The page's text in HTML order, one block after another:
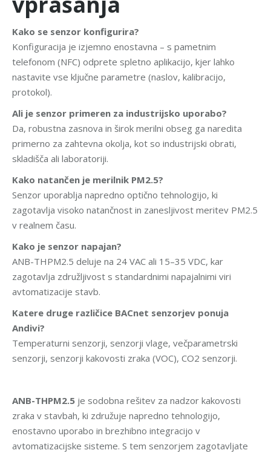
Kako se senzor konfigurira?
Konfiguracija je izjemno enostavna – s pametnim
telefonom (NFC) odprete spletno aplikacijo, kjer lahko
nastavite vse ključne parametre (naslov, kalibracijo,
protokol).
Ali je senzor primeren za industrijsko uporabo?
Da, robustna zasnova in širok merilni obseg ga naredita
primerno za zahtevna okolja, kot so industrijski obrati,
skladišča ali laboratoriji.
Kako natančen je merilnik PM2.5?
Senzor uporablja napredno optično tehnologijo, ki
zagotavlja visoko natančnost in zanesljivost meritev PM2.5
v realnem času.
Kako je senzor napajan?
ANB-THPM2.5 deluje na 24 VAC ali 15–35 VDC, kar
zagotavlja združljivost s standardnimi napajalnimi viri
avtomatizacije stavb.
Katere druge različice BACnet senzorjev ponuja
Andivi?
Temperaturni senzorji, senzorji vlage, večparametrski
senzorji, senzorji kakovosti zraka (VOC), CO2 senzorji.
ANB-THPM2.5 je sodobna rešitev za nadzor kakovosti
zraka v stavbah, ki združuje napredno tehnologijo,
enostavno uporabo in brezhibno integracijo v
avtomatizacijske sisteme. S tem senzorjem zagotavljate